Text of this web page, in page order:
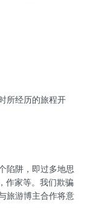
所经历的旅程开
陷阱，即过多地思
作家等。我们欺骗
旅游博主合作将意